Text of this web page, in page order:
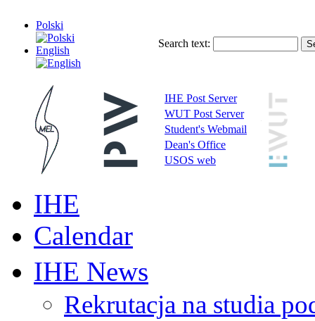
Polski
English
Search text:
IHE Post Server
WUT Post Server
Student's Webmail
Dean's Office
USOS web
IHE
Calendar
IHE News
Rekrutacja na studia